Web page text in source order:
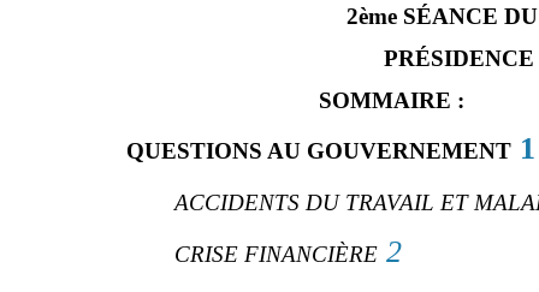
2ème SÉANCE
SOMMAIRE :
QUESTIONS AU GOUVERNEMENT 1
ACCIDENTS DU TRAVAIL ET
CRISE FINANCIÈRE 2